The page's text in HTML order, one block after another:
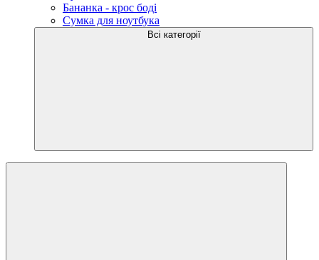
Бананка - крос боді
Сумка для ноутбука
Всі категорії